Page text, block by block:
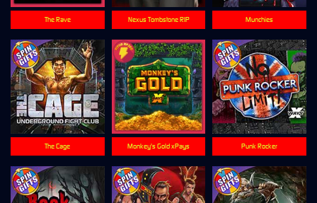
Munchies
Nexus Tombstone RIP
The Cage Monkey's Gold xPays Punk Rocker
The Rave